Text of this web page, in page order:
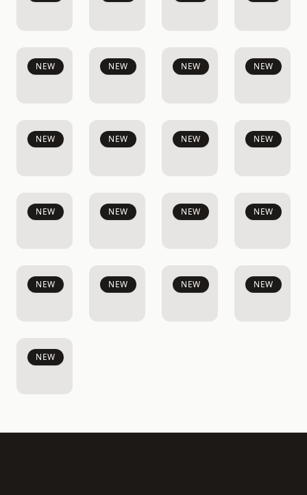
NEW
NEW
NEW
NEW
NEW
NEW
NEW
NEW
NEW
NEW
NEW
NEW
NEW
NEW
NEW
NEW
NEW